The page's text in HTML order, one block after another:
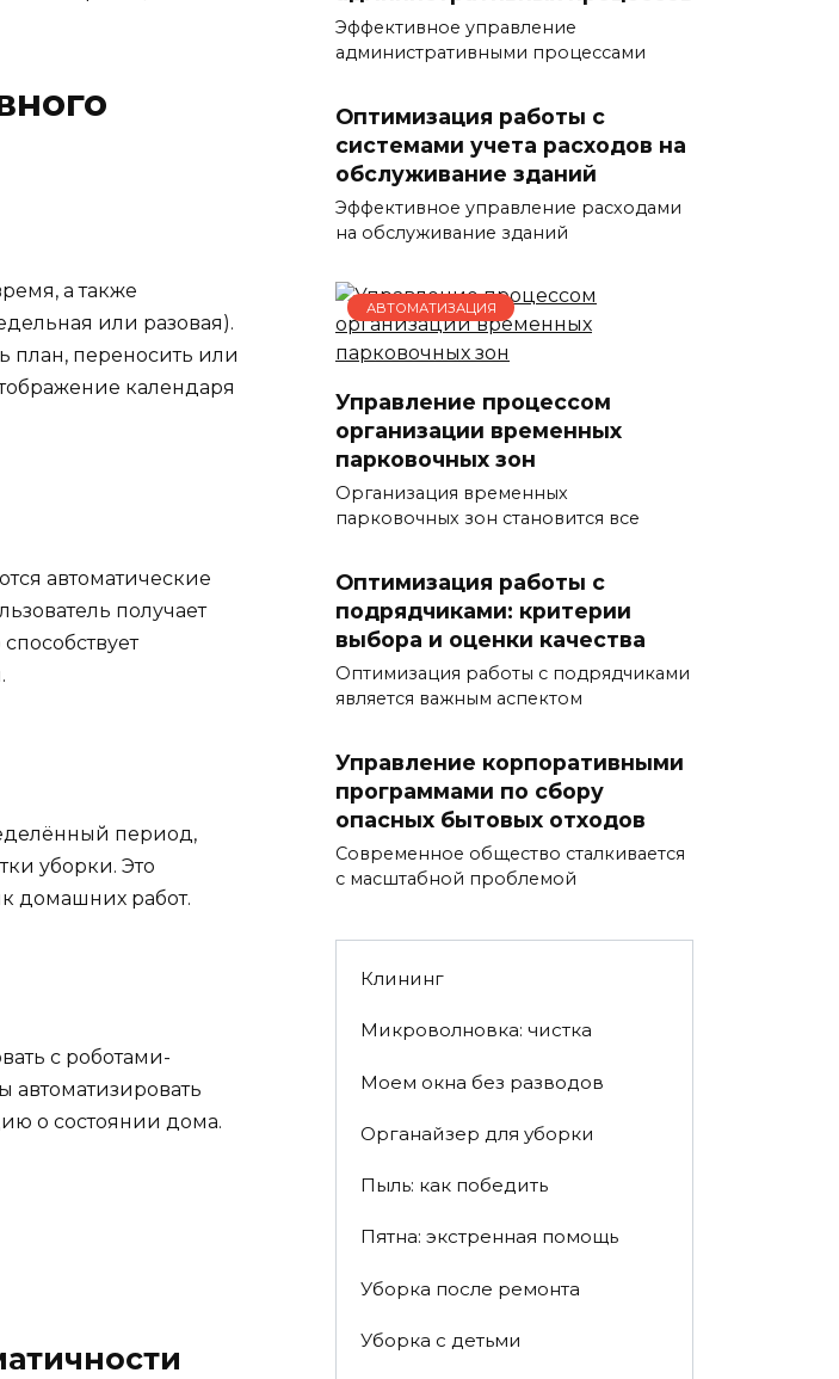
а также
или разовая).
план, переносить или
календаря
автоматические
получает
период,
уборки. Это
домашних работ.
с роботами-
о состоянии дома.
Эффективное управление
административными процессами
Оптимизация работы с
системами учета расходов на
обслуживание зданий
Эффективное управление расходами
на обслуживание зданий
АВТОМАТИЗАЦИЯ
Управление процессом
организации временных
парковочных зон
Организация временных
парковочных зон становится все
Оптимизация работы с
подрядчиками: критерии
выбора и оценки качества
Оптимизация работы с подрядчиками
является важным аспектом
Управление корпоративными
программами по сбору
опасных бытовых отходов
Современное общество сталкивается
с масштабной проблемой
Клининг
Микроволновка: чистка
Моем окна без разводов
Органайзер для уборки
Пыль: как победить
Пятна: экстренная помощь
Уборка после ремонта
Уборка с детьми